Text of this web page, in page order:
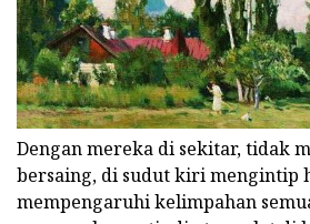
Dengan mereka di sekitar, tidak
bersaing, di sudut kiri mengintip
mempengaruhi kelimpahan